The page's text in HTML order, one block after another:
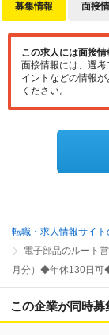
募集情報 面接
この求人には面接情
面接情報には、選
イントなどの情報
ください。
転職・求人情報サイト
電子部品のルート
月分）◆年休130日可
この企業が同時